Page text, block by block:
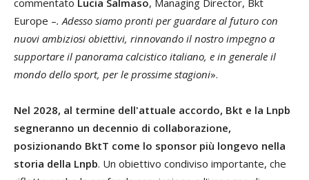
Europe –. Adesso siamo pronti per guardare al futuro con
nuovi ambiziosi obiettivi, rinnovando il nostro impegno a
supportare il panorama calcistico italiano, e in generale il
mondo dello sport, per le prossime stagioni».
Nel 2028, al termine dell'attuale accordo, Bkt e la Lnpb
segneranno un decennio di collaborazione,
posizionando BktT come lo sponsor più longevo nella
storia della Lnpb. Un obiettivo condiviso importante, che